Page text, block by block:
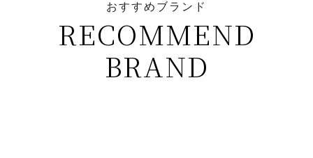
おすすめブランド
RECOMMEND
BRAND